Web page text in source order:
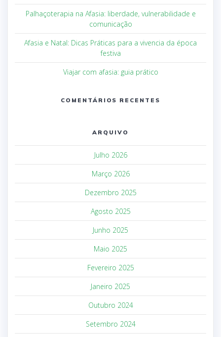
Palhaçoterapia na Afasia: liberdade, vulnerabilidade e
comunicação
Afasia e Natal: Dicas Práticas para a vivencia da época
festiva
Viajar com afasia: guia prático
COMENTÁRIOS RECENTES
ARQUIVO
Julho 2026
Março 2026
Dezembro 2025
Agosto 2025
Junho 2025
Maio 2025
Fevereiro 2025
Janeiro 2025
Outubro 2024
Setembro 2024